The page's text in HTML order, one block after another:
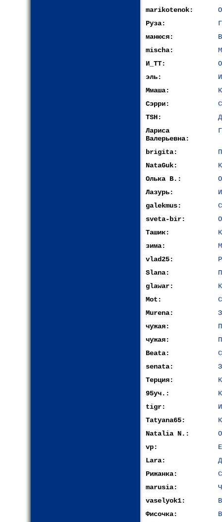
marikotenok:
Руза:
манюся:
mischa:
И_ТТ:
эль:
Ммаша:
Сэрри:
TSH:
Лариса
Валерьевна:
brigita:
NataGuk:
Олька В.:
Лазурь:
galekmus:
sveta-bir:
Ташик:
зима:
vlad25:
Slana:
glawar:
Mot:
Murena:
чужая:
чужая:
Beata:
senata:
Терция:
95уч.:
tigr:
Tatyana65:
Natalia N.:
vp:
Lara:
Рижанка:
marusia:
vaselyok1:
Фисочка: